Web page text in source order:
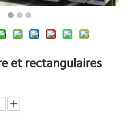
et rectangulaires